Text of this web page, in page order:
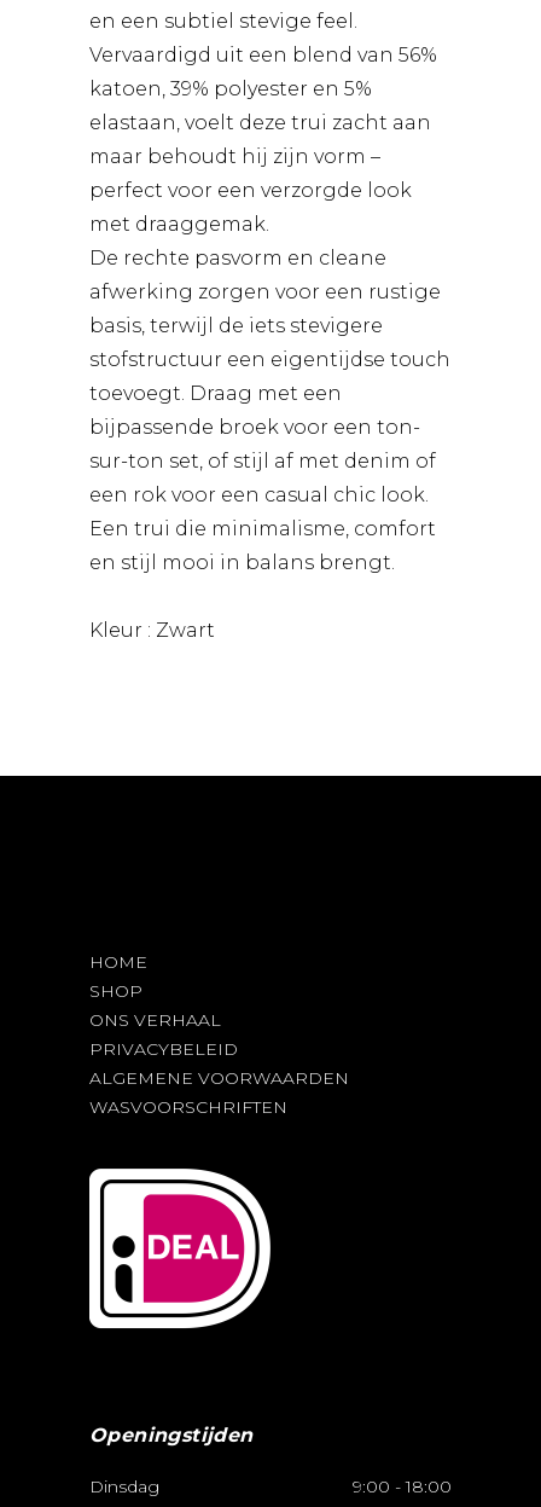
en een subtiel stevige feel.
Vervaardigd uit een blend van 56%
katoen, 39% polyester en 5%
elastaan, voelt deze trui zacht aan
maar behoudt hij zijn vorm –
perfect voor een verzorgde look
met draaggemak.
De rechte pasvorm en cleane
afwerking zorgen voor een rustige
basis, terwijl de iets stevigere
stofstructuur een eigentijdse touch
toevoegt. Draag met een
bijpassende broek voor een ton-
sur-ton set, of stijl af met denim of
een rok voor een casual chic look.
Een trui die minimalisme, comfort
en stijl mooi in balans brengt.
Kleur : Zwart
HOME
SHOP
ONS VERHAAL
PRIVACYBELEID
ALGEMENE VOORWAARDEN
WASVOORSCHRIFTEN
Openingstijden
Dinsdag 9:00 - 18:00